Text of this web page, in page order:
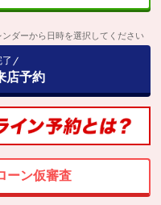
ンダーから日時を選択してください
店予約
ーン仮審査